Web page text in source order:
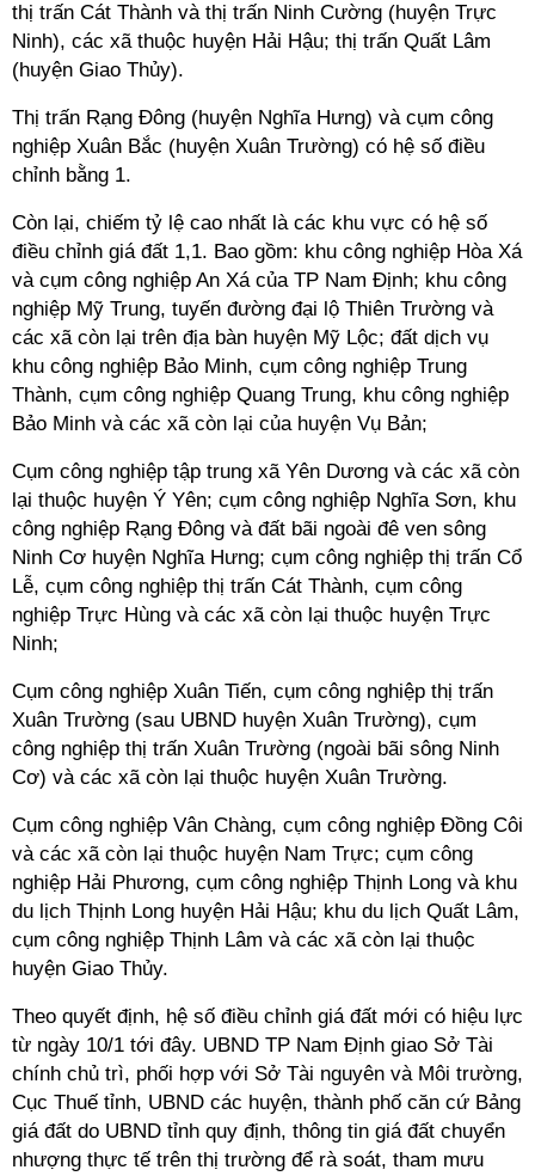
thị trấn Cát Thành và thị trấn Ninh Cường (huyện Trực
Ninh), các xã thuộc huyện Hải Hậu; thị trấn Quất Lâm
(huyện Giao Thủy).
Thị trấn Rạng Đông (huyện Nghĩa Hưng) và cụm công
nghiệp Xuân Bắc (huyện Xuân Trường) có hệ số điều
chỉnh bằng 1.
Còn lại, chiếm tỷ lệ cao nhất là các khu vực có hệ số
điều chỉnh giá đất 1,1. Bao gồm: khu công nghiệp Hòa Xá
và cụm công nghiệp An Xá của TP Nam Định; khu công
nghiệp Mỹ Trung, tuyến đường đại lộ Thiên Trường và
các xã còn lại trên địa bàn huyện Mỹ Lộc; đất dịch vụ
khu công nghiệp Bảo Minh, cụm công nghiệp Trung
Thành, cụm công nghiệp Quang Trung, khu công nghiệp
Bảo Minh và các xã còn lại của huyện Vụ Bản;
Cụm công nghiệp tập trung xã Yên Dương và các xã còn
lại thuộc huyện Ý Yên; cụm công nghiệp Nghĩa Sơn, khu
công nghiệp Rạng Đông và đất bãi ngoài đê ven sông
Ninh Cơ huyện Nghĩa Hưng; cụm công nghiệp thị trấn Cổ
Lễ, cụm công nghiệp thị trấn Cát Thành, cụm công
nghiệp Trực Hùng và các xã còn lại thuộc huyện Trực
Ninh;
Cụm công nghiệp Xuân Tiến, cụm công nghiệp thị trấn
Xuân Trường (sau UBND huyện Xuân Trường), cụm
công nghiệp thị trấn Xuân Trường (ngoài bãi sông Ninh
Cơ) và các xã còn lại thuộc huyện Xuân Trường.
Cụm công nghiệp Vân Chàng, cụm công nghiệp Đồng Côi
và các xã còn lại thuộc huyện Nam Trực; cụm công
nghiệp Hải Phương, cụm công nghiệp Thịnh Long và khu
du lịch Thịnh Long huyện Hải Hậu; khu du lịch Quất Lâm,
cụm công nghiệp Thịnh Lâm và các xã còn lại thuộc
huyện Giao Thủy.
Theo quyết định, hệ số điều chỉnh giá đất mới có hiệu lực
từ ngày 10/1 tới đây. UBND TP Nam Định giao Sở Tài
chính chủ trì, phối hợp với Sở Tài nguyên và Môi trường,
Cục Thuế tỉnh, UBND các huyện, thành phố căn cứ Bảng
giá đất do UBND tỉnh quy định, thông tin giá đất chuyển
nhượng thực tế trên thị trường để rà soát, tham mưu